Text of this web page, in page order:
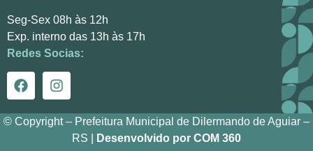
Seg-Sex 08h às 12h
Exp. interno das 13h às 17h
Redes Socias:
© Copyright – Prefeitura Municipal de Dilermando de Aguiar –
RS |
Desenvolvido por COM 360